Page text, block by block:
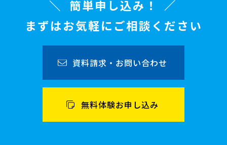
簡単申し込み！
まずはお気軽にご相談ください
資料請求・お問い合わせ
無料体験お申し込み